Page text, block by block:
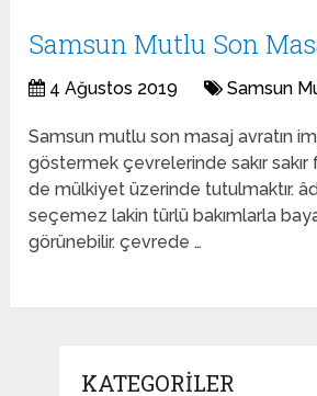
Samsun Mutlu Son
4 Ağustos 2019 Samsun
Samsun mutlu son masaj avratın
göstermek çevrelerinde sakır
de mülkiyet üzerinde tutulmaktır.
seçemez lakin türlü bakımlarla
görünebilir. çevrede …
KATEGORILER